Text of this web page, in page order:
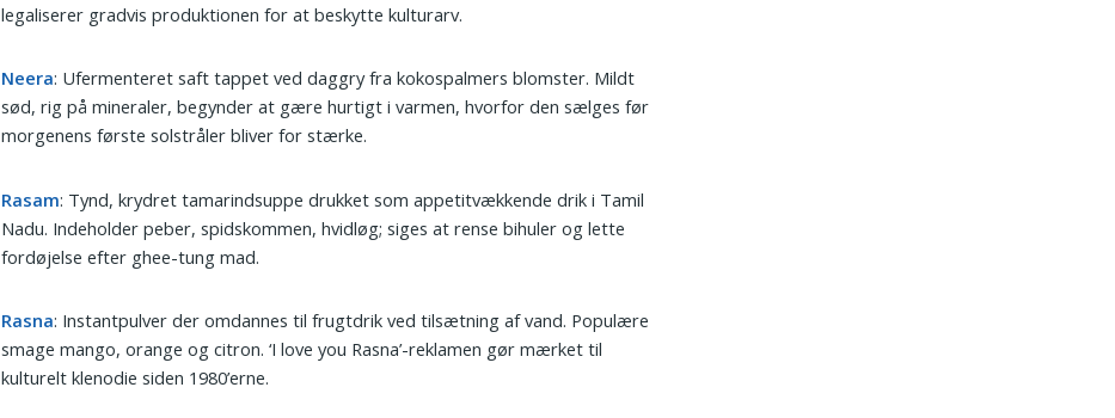
legaliserer gradvis produktionen for at beskytte kulturarv.
Neera: Ufermenteret saft tappet ved daggry fra kokospalmers blomster. Mildt
sød, rig på mineraler, begynder at gære hurtigt i varmen, hvorfor den sælges før
morgenens første solstråler bliver for stærke.
Rasam: Tynd, krydret tamarindsuppe drukket som appetitvækkende drik i Tamil
Nadu. Indeholder peber, spidskommen, hvidløg; siges at rense bihuler og lette
fordøjelse efter ghee-tung mad.
Rasna: Instantpulver der omdannes til frugtdrik ved tilsætning af vand. Populære
smage mango, orange og citron. ‘I love you Rasna’-reklamen gør mærket til
kulturelt klenodie siden 1980’erne.